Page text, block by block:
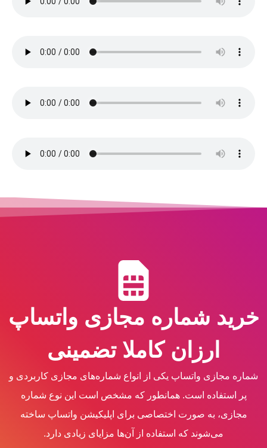
خرید شماره مجازی واتساپ
ارزان کاملا تضمینی
شماره مجازی واتساپ یکی از انواع شماره‌های مجازی کاربردی و
پر استفاده است. همانطور که مشخص است این نوع شماره
مجازی، به صورت اختصاصی برای اپلیکیشن واتساپ ساخته
می‌شوند که استفاده از آن‌ها مزایای زیادی دارد.